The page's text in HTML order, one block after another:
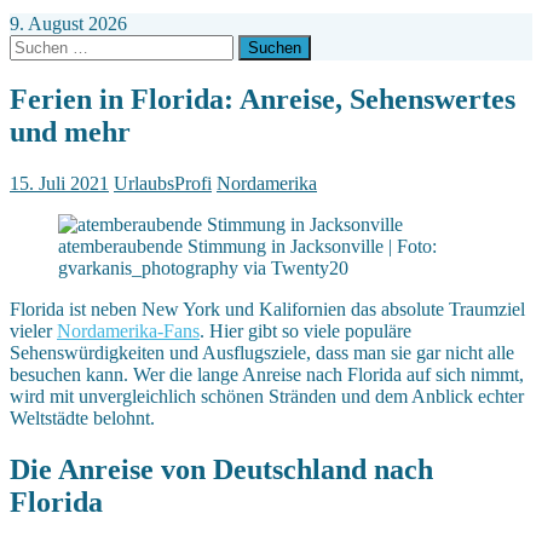
9. August 2026
Suchen
nach:
Ferien in Florida: Anreise, Sehenswertes
und mehr
15. Juli 2021 UrlaubsProfi Nordamerika
atemberaubende Stimmung in Jacksonville | Foto:
gvarkanis_photography via Twenty20
Florida ist neben New York und Kalifornien das absolute Traumziel
vielerNordamerika-Fans. Hier gibt so viele populäre
Sehenswürdigkeiten und Ausflugsziele, dass man sie gar nicht alle
besuchen kann. Wer die lange Anreise nach Florida auf sich nimmt,
wird mit unvergleichlich schönen Stränden und dem Anblick echter
Weltstädte belohnt.
Die Anreise von Deutschland nach
Florida